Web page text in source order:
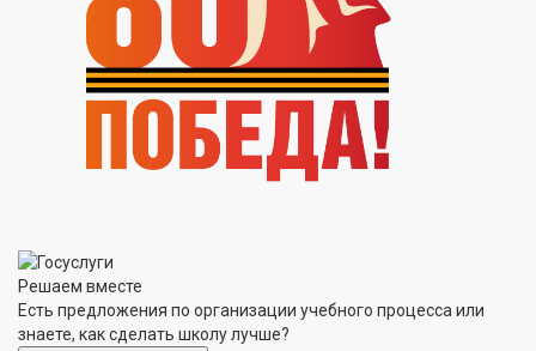
Решаем вместе
Есть предложения по организации учебного процесса или
знаете, как сделать школу лучше?